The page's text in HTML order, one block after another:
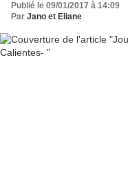
Publié le 09/01/2017 à 14:09
Par Jano et Eliane